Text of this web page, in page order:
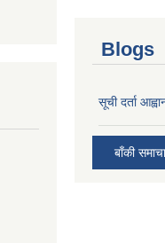
Blogs
सूची दर्ता
बाँकी